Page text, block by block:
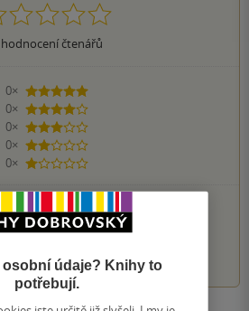
čtenářů
0×
5 hvězdiček
0×
4 hvězdičky
0×
3 hvězdičky
0×
2 hvězdičky
0×
1 hvezdička
PRODUKTU
osobní údaje? Knihy to
potřebují.